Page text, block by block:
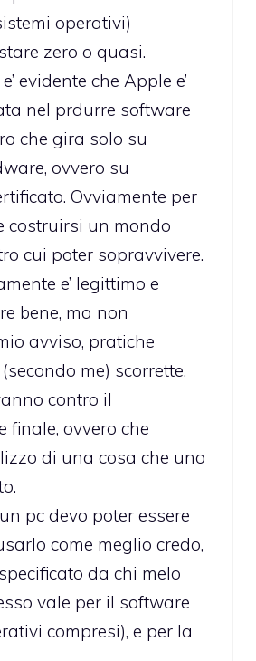
operativi)
zero o quasi.
evidente che Apple e’
nel prdurre software
che gira solo su
ovvero su
Ovviamente per
costruirsi un mondo
cui poter sopravvivere.
e’ legittimo e
bene, ma non
avviso, pratiche
me) scorrette,
contro il
finale, ovvero che
di una cosa che uno
pc devo poter essere
come meglio credo,
da chi melo
vale per il software
compresi), e per la